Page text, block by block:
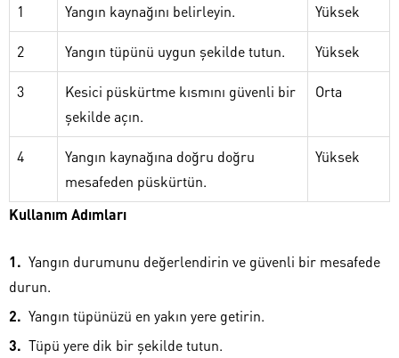
1 Yangın kaynağını belirleyin. Yüksek
2 Yangın tüpünü uygun şekilde tutun. Yüksek
3
Kesici püskürtme kısmını güvenli bir
şekilde açın.
Orta
4
Yangın kaynağına doğru doğru
mesafeden püskürtün.
Yüksek
Kullanım Adımları
Yangın durumunu değerlendirin ve güvenli bir mesafede
durun.
Yangın tüpünüzü en yakın yere getirin.
Tüpü yere dik bir şekilde tutun.